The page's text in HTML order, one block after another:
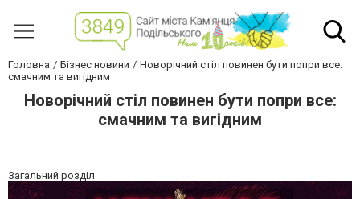
Головна Бізнес новини
Новорічний стіл повинен бути попри все:
смачним та вигідним
Новорічний стіл повинен бути попри все:
смачним та вигідним
Загальний розділ